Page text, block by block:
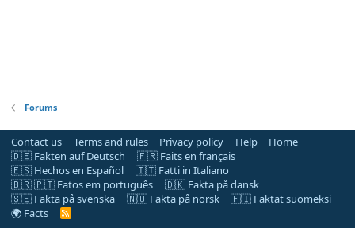
Forums
Contact us Terms and rules Privacy policy Help
Home
🇩🇪 Fakten auf Deutsch
🇫🇷 Faits en français
🇪🇸 Hechos en Español
🇮🇹 Fatti in Italiano
🇧🇷 🇵🇹 Fatos em português
🇩🇰 Fakta på dansk
🇸🇪 Fakta på svenska
🇳🇴 Fakta på norsk
🇫🇮 Faktat suomeksi
🌍 Facts
R